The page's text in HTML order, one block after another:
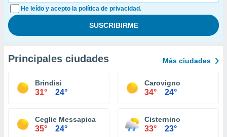
He leído y acepto la política de privacidad.
Principales ciudades Más ciudades
Brindisi
31° 24°
Carovigno
34° 24°
Ceglie Messapica
35° 24°
Cisternino
33° 23°